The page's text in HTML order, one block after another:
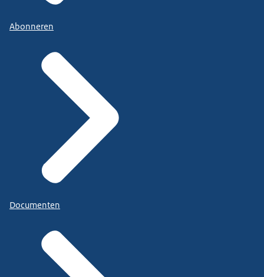
Abonneren
Documenten